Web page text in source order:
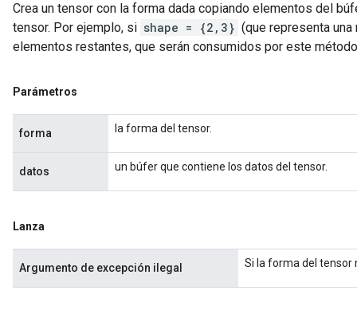
Crea un tensor con la forma dada copiando elementos del
tensor. Por ejemplo, si shape = {2,3} (que representa
elementos restantes, que serán consumidos por este
Parámetros
forma la forma del tensor.
datos un búfer que contiene los datos del tensor.
Lanza
Argumento de excepción ilegal Si la forma del tensor